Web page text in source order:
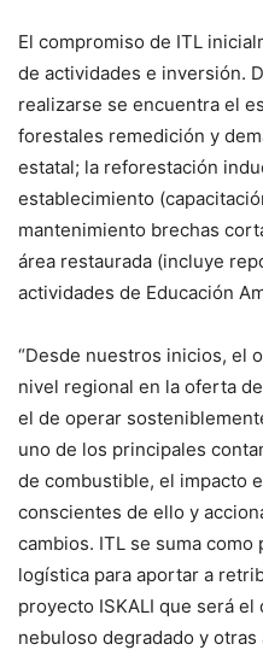
El compromiso de ITL
de actividades e inversión.
realizarse se encuentra el
forestales remedición y
estatal; la reforestación
establecimiento
mantenimiento brechas
área restaurada (incluye
actividades de Educación
“Desde nuestros inicios, el
nivel regional en la oferta
el de operar
uno de los principales
de combustible, el impacto
conscientes de ello y
cambios. ITL se suma
logística para aportar a
proyecto ISKALI que será
nebuloso degradado y